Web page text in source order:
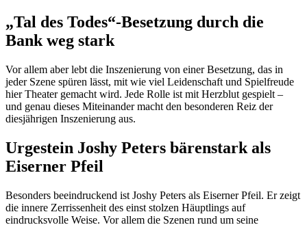
„Tal des Todes“-Besetzung durch die
Bank weg stark
Vor allem aber lebt die Inszenierung von einer Besetzung, das in
jeder Szene spüren lässt, mit wie viel Leidenschaft und Spielfreude
hier Theater gemacht wird. Jede Rolle ist mit Herzblut gespielt –
und genau dieses Miteinander macht den besonderen Reiz der
diesjährigen Inszenierung aus.
Urgestein Joshy Peters bärenstark als
Eiserner Pfeil
Besonders beeindruckend ist Joshy Peters als Eiserner Pfeil. Er zeigt
die innere Zerrissenheit des einst stolzen Häuptlings auf
eindrucksvolle Weise. Vor allem die Szenen rund um seine